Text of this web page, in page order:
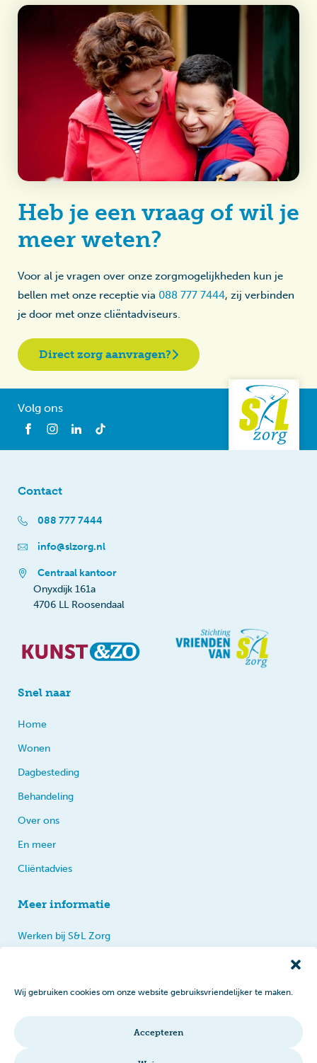
Wij gebruiken cookies om onze website gebruiksvriendelijker te maken.
Accepteren
Heb je een vraag of wil je
meer weten?
Voor al je vragen over onze zorgmogelijkheden kun je
bellen met onze receptie via 088 777 7444, zij verbinden
je door met onze cliëntadviseurs.
Direct zorg aanvragen?
Volg ons
Contact
088 777 7444
info@slzorg.nl
Centraal kantoor
Onyxdijk 161a
4706 LL Roosendaal
Snel naar
Home
Wonen
Dagbesteding
Behandeling
Over ons
En meer
Cliëntadvies
Meer informatie
Werken bij S&L Zorg
Intranet